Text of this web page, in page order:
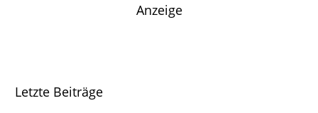
Anzeige
Letzte Beiträge